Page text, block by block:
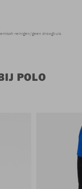
reinigen/geen droogkuis
POLO